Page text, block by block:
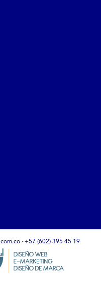
· +57 (602) 395 45 19